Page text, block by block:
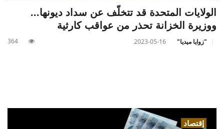
الولايات المتحدة قد تتخلّف عن سداد ديونها...
ووزيرة الخزانة تحذر من عواقب كارثية
"زوايا ميديا" 2023-05-16
364
إقتصاد